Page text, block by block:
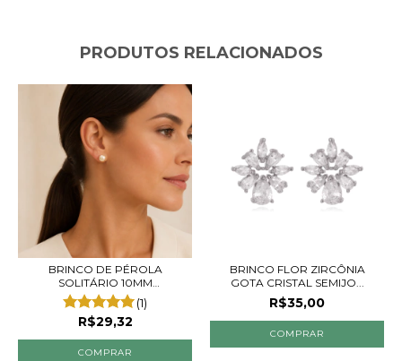
PRODUTOS RELACIONADOS
BRINCO DE PÉROLA
SOLITÁRIO 10MM
FOLHEADO...(1)
R$29,32
BRINCO FLOR ZIRCÔNIA
GOTA CRISTAL SEMIJO...
R$35,00